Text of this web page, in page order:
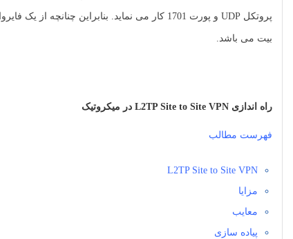
بیت می باشد.
راه اندازی L2TP Site to Site VPN در میکروتیک
فهرست مطالب
L2TP Site to Site VPN
مزایا
معایب
پیاده سازی